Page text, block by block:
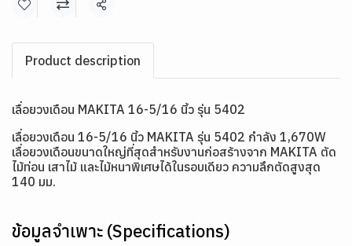
แชร์
Product description
เลื่อยวงเดือน MAKITA 16-5/16 นิ้ว รุ่น 5402
เลื่อยวงเดือน 16-5/16 นิ้ว MAKITA รุ่น 5402 กำลัง 1,670W
เลื่อยวงเดือนขนาดใหญ่ที่สุดสำหรับงานก่อสร้างจาก MAKITA ตัด
ไม้ท่อน เสาไม้ และไม้หนาพิเศษได้ในรอบเดียว ความลึกตัดสูงสุด
140 มม.
ข้อมูลจำเพาะ (Specifications)